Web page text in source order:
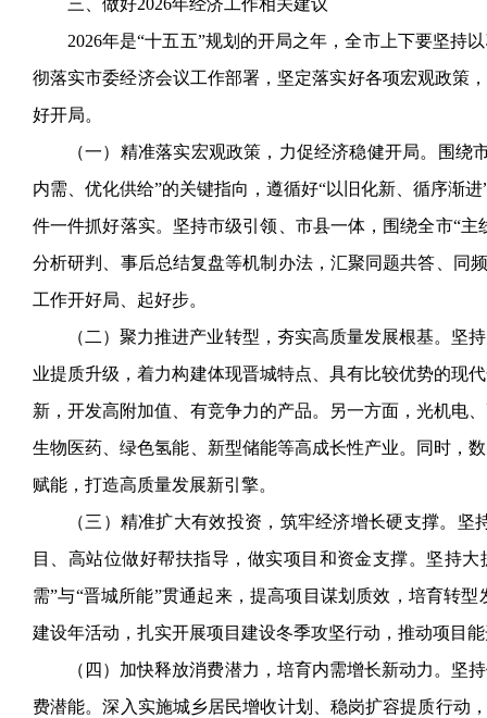
三、做好2026年经济工作相关建议
2026年是“十五五”规划的开局之年，全市上下要坚持
彻落实市委经济会议工作部署，坚定落实好各项宏观政策
好开局。
（一）精准落实宏观政策，力促经济稳健开局。围
内需、优化供给”的关键指向，遵循好“以旧化新、循序渐
件一件抓好落实。坚持市级引领、市县一体，围绕全市“
分析研判、事后总结复盘等机制办法，汇聚同题共答、同
工作开好局、起好步。
（二）聚力推进产业转型，夯实高质量发展根基。
业提质升级，着力构建体现晋城特点、具有比较优势的现
新，开发高附加值、有竞争力的产品。另一方面，光机电
生物医药、绿色氢能、新型储能等高成长性产业。同时，
赋能，打造高质量发展新引擎。
（三）精准扩大有效投资，筑牢经济增长硬支撑。
目、高站位做好帮扶指导，做实项目和资金支撑。坚持
需”与“晋城所能”贯通起来，提高项目谋划质效，培育转
建设年活动，扎实开展项目建设冬季攻坚行动，推动项目
（四）加快释放消费潜力，培育内需增长新动力。
费潜能。深入实施城乡居民增收计划、稳岗扩容提质行动